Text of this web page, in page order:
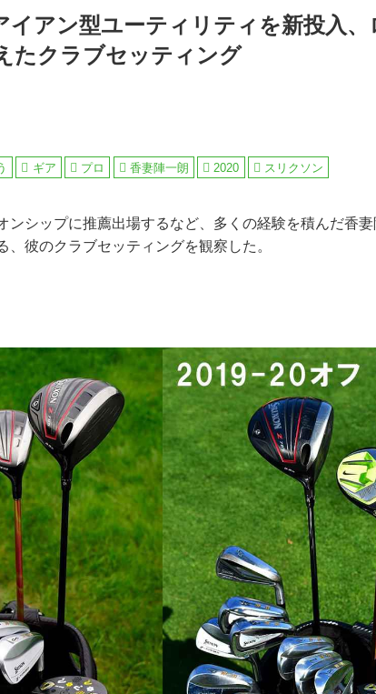
イアン型ユーティリティを新投入、
たクラブセッティング
ギア プロ 香妻陣一朗 2020 スリクソン
ンシップに推薦出場するなど、多くの経験を積んだ香
、彼のクラブセッティングを観察した。